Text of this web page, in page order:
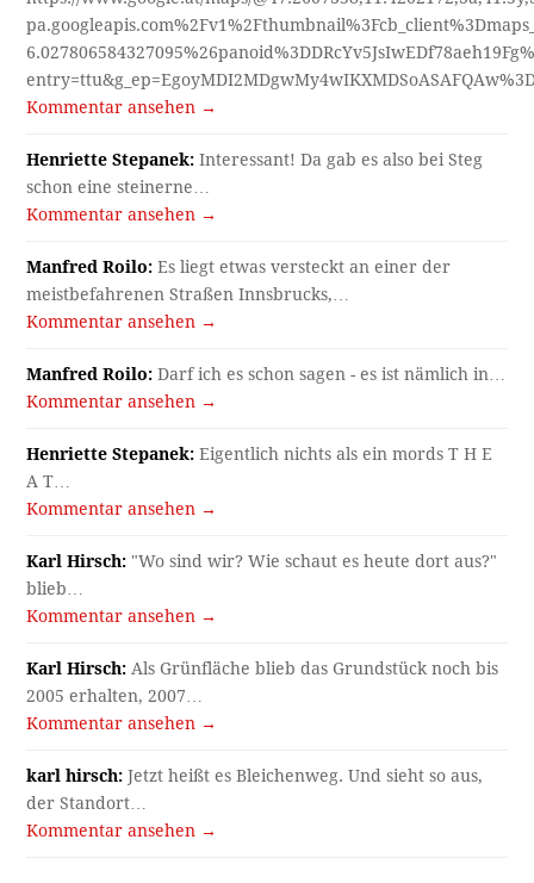
Kommentar ansehen →
Henriette Stepanek: Interessant! Da gab es also bei Steg
schon eine steinerne…
Kommentar ansehen →
Manfred Roilo: Es liegt etwas versteckt an einer der
meistbefahrenen Straßen Innsbrucks,…
Kommentar ansehen →
Manfred Roilo: Darf ich es schon sagen - es ist nämlich in…
Kommentar ansehen →
Henriette Stepanek: Eigentlich nichts als ein mords T H E
A T…
Kommentar ansehen →
Karl Hirsch: "Wo sind wir? Wie schaut es heute dort aus?"
blieb…
Kommentar ansehen →
Karl Hirsch: Als Grünfläche blieb das Grundstück noch bis
2005 erhalten, 2007…
Kommentar ansehen →
karl hirsch: Jetzt heißt es Bleichenweg. Und sieht so aus,
der Standort…
Kommentar ansehen →